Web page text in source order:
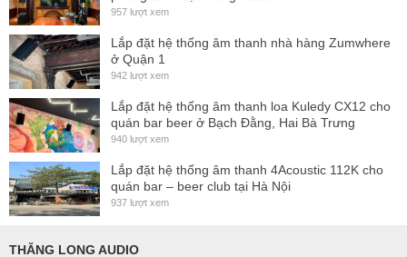
957 lượt xem
Lắp đặt hệ thống âm thanh nhà hàng Zumwhere
ở Quận 1
942 lượt xem
Lắp đặt hệ thống âm thanh loa Kuledy CX12 cho
quán bar beer ở Bạch Đằng, Hai Bà Trưng
940 lượt xem
Lắp đặt hệ thống âm thanh 4Acoustic 112K cho
quán bar – beer club tại Hà Nội
937 lượt xem
THĂNG LONG AUDIO